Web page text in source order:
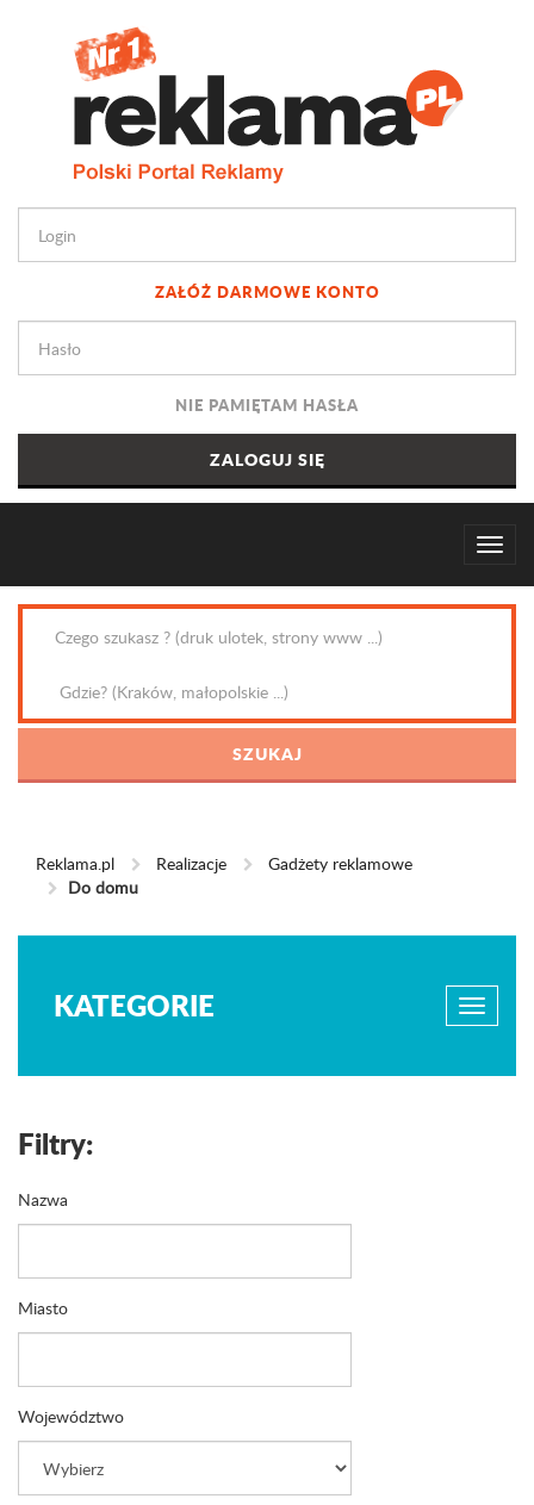
ZAŁÓŻ DARMOWE KONTO
NIE PAMIĘTAM HASŁA
Reklama.pl Realizacje
Gadżety reklamowe
Do domu
KATEGORIE
Filtry:
Nazwa
Miasto
Województwo